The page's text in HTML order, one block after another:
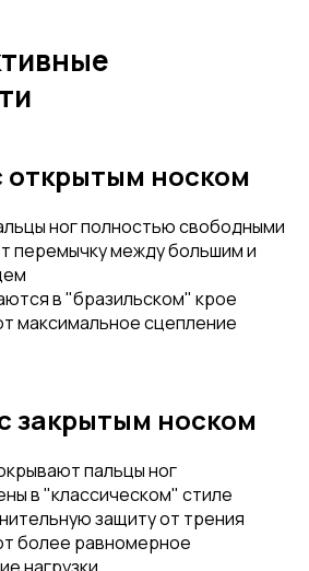
открытым носком
ног полностью свободными
перемычку между большим и
в "бразильском" крое
максимальное сцепление
закрытым носком
пальцы ног
в "классическом" стиле
защиту от трения
более равномерное